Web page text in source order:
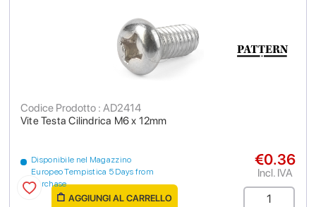
Vite Testa Cilindrica M6 x 12mm
Codice Prodotto : AD2414
Disponibile nel Magazzino
Europeo Tempistica 5 Days from
purchase
€0.36
Incl. IVA
AGGIUNGI AL CARRELLO